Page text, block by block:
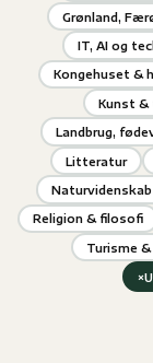
Grønland,
IT, AI og
Kongehuset &
Kunst
Landbrug,
Litteratur
Naturvidenskab
Religion & filosofi
Turisme
×